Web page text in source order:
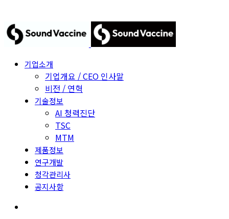
기업소개
기업개요 / CEO 인사말
비전 / 연혁
기술정보
AI 청력진단
TSC
MTM
제품정보
연구개발
청각관리사
공지사항